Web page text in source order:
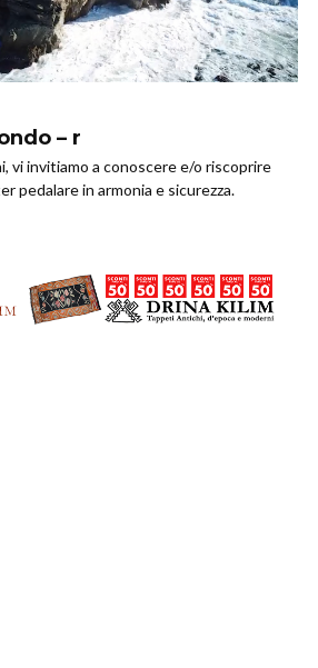
– r
vi invitiamo a conoscere e/o riscoprire
pedalare in armonia e sicurezza.